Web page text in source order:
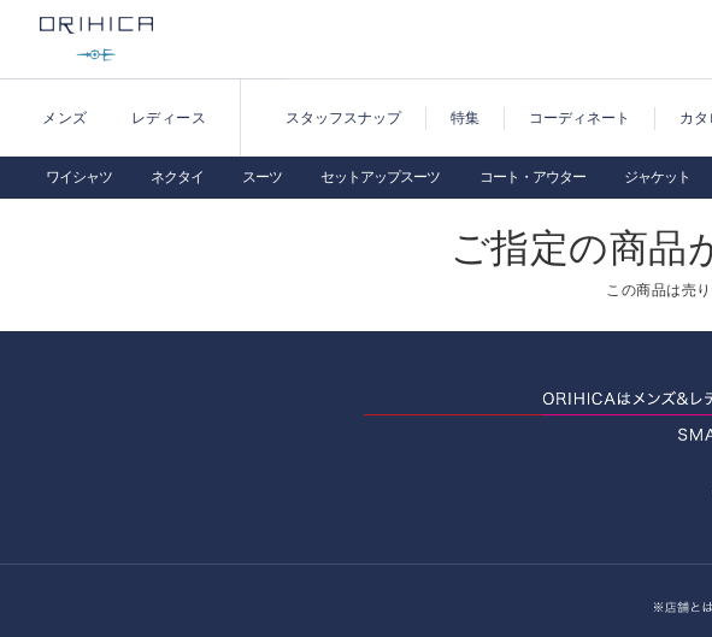
メンズ レディース スタッフスナップ 特集 コーディネート カタ
ワイシャツ ネクタイ スーツ セットアップスーツ コート・アウター ジャケット
ご指定の商品
この商品は売